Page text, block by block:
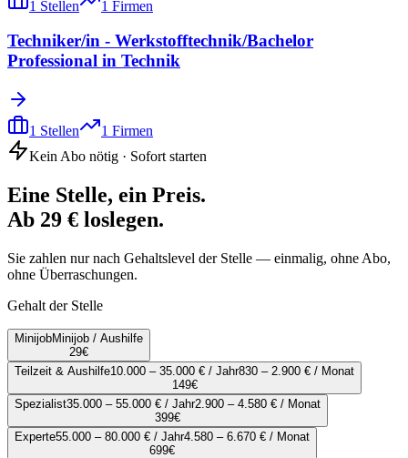
1 Stellen 1 Firmen
Techniker/in - Werkstofftechnik/Bachelor
Professional in Technik
1 Stellen 1 Firmen
Kein Abo nötig · Sofort starten
Eine Stelle, ein Preis.
Ab 29 € loslegen.
Sie zahlen nur nach Gehaltslevel der Stelle — einmalig, ohne Abo,
ohne Überraschungen.
Gehalt der Stelle
MinijobMinijob / Aushilfe
29€
Teilzeit & Aushilfe10.000 – 35.000 € / Jahr830 – 2.900 € / Monat
149€
Spezialist35.000 – 55.000 € / Jahr2.900 – 4.580 € / Monat
399€
Experte55.000 – 80.000 € / Jahr4.580 – 6.670 € / Monat
699€